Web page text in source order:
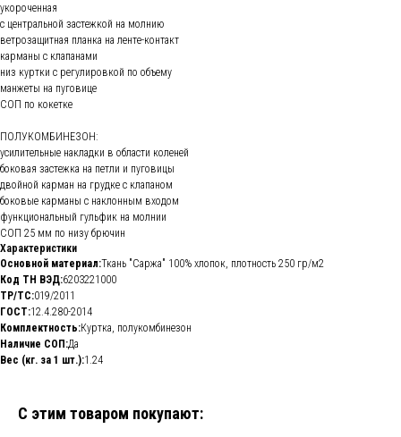
укороченная
с центральной застежкой на молнию
ветрозащитная планка на ленте-контакт
карманы с клапанами
низ куртки с регулировкой по объему
манжеты на пуговице
СОП по кокетке
ПОЛУКОМБИНЕЗОН:
усилительные накладки в области коленей
боковая застежка на петли и пуговицы
двойной карман на грудке с клапаном
боковые карманы с наклонным входом
функциональный гульфик на молнии
СОП 25 мм по низу брючин
Характеристики
Основной материал:Ткань "Саржа" 100% хлопок, плотность 250 гр/м2
Код ТН ВЭД:6203221000
ТР/ТС:019/2011
ГОСТ:12.4.280-2014
Комплектность:Куртка, полукомбинезон
Наличие СОП:Да
Вес (кг. за 1 шт.):1.24
С этим товаром покупают: